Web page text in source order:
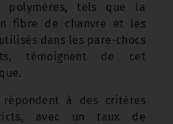
polymères, tels que la
fibre de chanvre et les
dans les pare-chocs
témoignent de cet
répondent à des critères
avec un taux de